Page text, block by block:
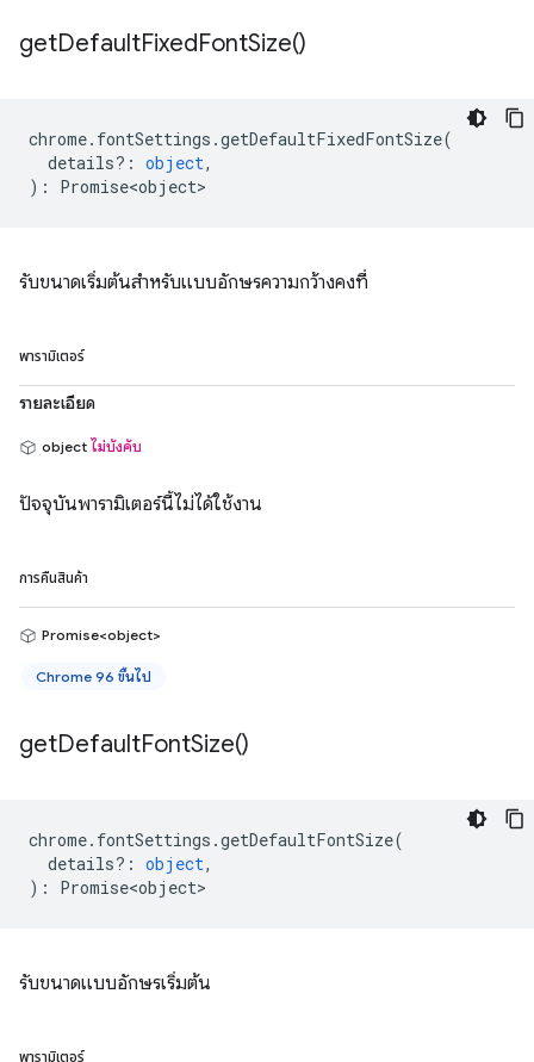
getDefaultFixedFontSize()
chrome. fontSettings .getDefaultFixedFontSize(
details? : object,
) : Promise<object>
รับขนาดเริ่มต้นสำหรับแบบอักษรความกว้างคงที่
พารามิเตอร์
รายละเอียด
object ไม่บังคับ
ปัจจุบันพารามิเตอร์นี้ไม่ได้ใช้งาน
การคืนสินค้า
Promise<object>
Chrome 96 ขึ้นไป
getDefaultFontSize()
chrome. fontSettings .getDefaultFontSize(
details? : object,
) : Promise<object>
รับขนาดแบบอักษรเริ่มต้น
พารามิเตอร์